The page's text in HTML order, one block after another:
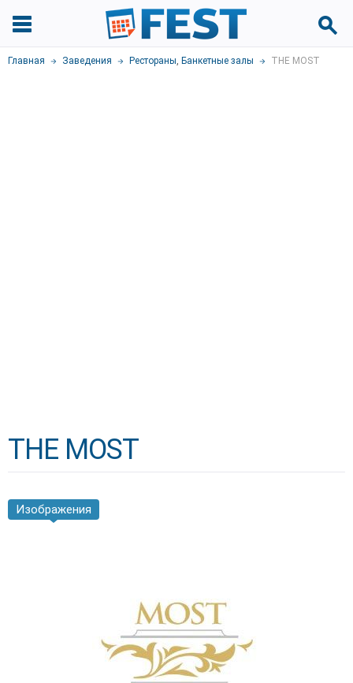
Главная Заведения Рестораны, Банкетные залы THE MOST
THE MOST
Изображения